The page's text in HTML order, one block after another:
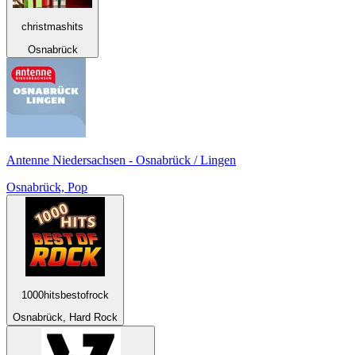
christmashits
Osnabrück
Antenne Niedersachsen - Osnabrück / Lingen
Osnabrück, Pop
1000hitsbestofrock
Osnabrück, Hard Rock